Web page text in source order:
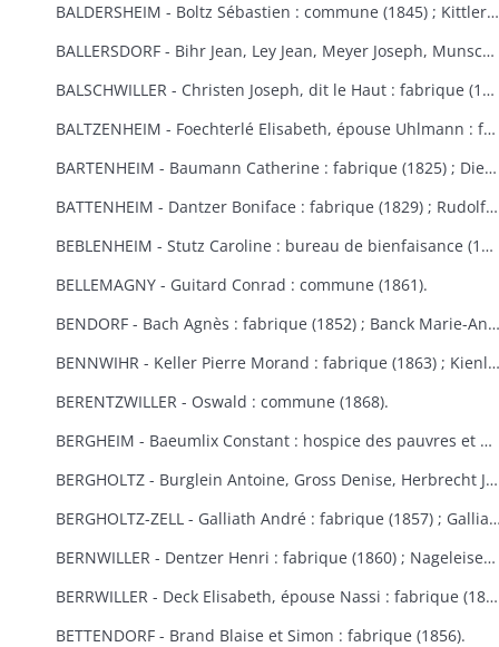
BALDERSHEIM - Boltz Sébastien : commune (1845) ; Kittler Marie-Anne et Françoise : fabrique (1825-1843).
BALLERSDORF - Bihr Jean, Ley Jean, Meyer Joseph, Munsch Jean : commune (1826) ; Fridolin Fortuné, Krafft Louis : fabrique (1826) ; Schwartz François-Joseph, Weist Agathe, épouse Schwartz : commune (1830) ; Walter Sébastien : fabrique (1841) ; Zinck Georges-Bernard : fabrique (1824).
BALSCHWILLER - Christen Joseph, dit le Haut : fabrique (1853).
BALTZENHEIM - Foechterlé Elisabeth, épouse Uhlmann : fabrique (1851) ; Klinger Jean : fabrique (1851).
BARTENHEIM - Baumann Catherine : fabrique (1825) ; Dietschi Anne-Marie, épouse Kirchherr : fabrique (1840) ; Epinay (d') Nicolas : commune (1824-1829) ; Erblang Joseph et Loll Ursule, épouse Erblang : fabrique (1840) ; Hassler Catherine : fabrique (1833) ; Hertzog Grégoire et Catherine : fabrique (1838) ; Kaiflin Anne-Marie, épouse Arnolt : fabrique (1825-1829) ; Kielwasser Marie-Anne : fabrique (1832) ; Koenig Antoine, Kaifflin Jacques : fabrique (1838) ; Koenig Ursule : fabrique (1829) ; Koenig Jean-Georges : fabrique (1832) ; Landauer Anne et Madeleine : fabrique (1833) ; Marquart Michel et Tschill Catherine, épouse Marquart : fabrique (1821) ; Schibeny Louis, Jacques et Jean : fabrique (1821) ; Schultz Jeanne, épouse Kanengieser : fabrique (1840) ; Studer Marie Ursule, épouse Wild : fabrique (1832) ; Walch Anne-Marie, épouse Lang : fabrique (1829).
BATTENHEIM - Dantzer Boniface : fabrique (1829) ; Rudolf : commune (1845).
BEBLENHEIM - Stutz Caroline : bureau de bienfaisance (1865-1866).
BELLEMAGNY - Guitard Conrad : commune (1861).
BENDORF - Bach Agnès : fabrique (1852) ; Banck Marie-Anne : commune (1860).
BENNWIHR - Keller Pierre Morand : fabrique (1863) ; Kienlen François Joseph : fabrique (1864) ; Simon Jean André : fabrique (1864).
BERENTZWILLER - Oswald : commune (1868).
BERGHEIM - Baeumlix Constant : hospice des pauvres et bureau de bienfaisance (1868) ; Blumberger Catherine, épouse Spiehlmann : hospice (1854) ; Bisch Catherine, Burruth Ursule : fabrique (1826) ; Dreyfus Salomon : pauvres israélites (1867) ; Einholtz Clément et Antoine : hospice (1833) ; Fleury Marie-Anne, épouse Schmitt : fabrique (1847) ; Frantz Louis : fabrique (1830) ; Fuchs Marie-Louise : fabrique (1809-1813) ; Gerber Georges : bureau de bienfaisance et fabrique (1869-1870) ; Graber Hélène : fabrique et bureau de bienfaisance (1831) ; Graber Jacobé, épouse Maderer : fabrique (1830) ; Herb Joseph : fabrique et hospice (1813-1826) ; Kauffeisen : pauvres (1828) ; Leiehel Martin : bureau de bienfaisance (1869) ; Rumpler Clément : hospice (1841) ; Schmitt Joseph : hospice (1852) ; Schuler Catherine : fabrique (1868) ; Spihlmann Barbe : fabrique (1859) ; Thomas Madeleine : fabrique et pauvres (1841) ; Troestler Joseph : fabrique (1865) ; Umbdenstock Maximin : fabrique (1850) ; Untz Madeleine : fabrique (1869) ; Windoltz Thérèse : fabrique (1847) : Zimmermann Anne-Marie : hospice (1833).
BERGHOLTZ - Burglein Antoine, Gross Denise, Herbrecht Joseph, Peter Joseph, Tresch Maurice, Zissler Xavier : commune (1844) ; Kuntz Charles : fabrique (1867) ; Ruck Michel, Schill Marie-Anne : fabrique (1866).
BERGHOLTZ-ZELL - Galliath André : fabrique (1857) ; Galliath Joseph : fabrique (1830) ; Koch Joseph : fabrique (1832) ; Meyer Madeleine : fabrique (1868) ; Reck Nicolas : commune (1861) ; Riegert Françoise, épouse Striess : fabrique (1856) ; Steyer Joseph : fabrique (1859) ; Strich Sébastien : fabrique (1839).
BERNWILLER - Dentzer Henri : fabrique (1860) ; Nageleisen Michel : fabrique (1857).
BERRWILLER - Deck Elisabeth, épouse Nassi : fabrique (1838) ; Freyburger Brigitte, épouse Neff : fabrique (1836) ; Koehl Brigitte, épouse Wintenberger : fabrique (1841) ; Nass Marie-Anne, épouse Muller : fabrique (1825) ; Schmitt Jean : fabrique (1838) ; Stocker Thibaud : fabrique (1855) ; Weinmann Thiébaut : fabriques de Berrwiller et Riedisheim (1850) ; Woehl Blaise : fabrique (1825) ; Wolffelsberger Anne-Marie et Anastase : fabrique (1840-1842) .
BETTENDORF - Brand Blaise et Simon : fabrique (1856).